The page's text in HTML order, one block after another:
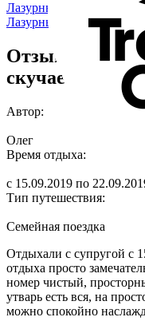
Лазурный Коктебель
О
Лазурный Коктебель/
Отзыв Олега -
скучаем.
Автор:
Олег
Время отдыха:
c 15.09.2019 по
Тип путешествия:
Семейная поездка
Отдыхали с супругой с
отдыха просто
номер чистый,
утварь есть вся, на
можно спокойно